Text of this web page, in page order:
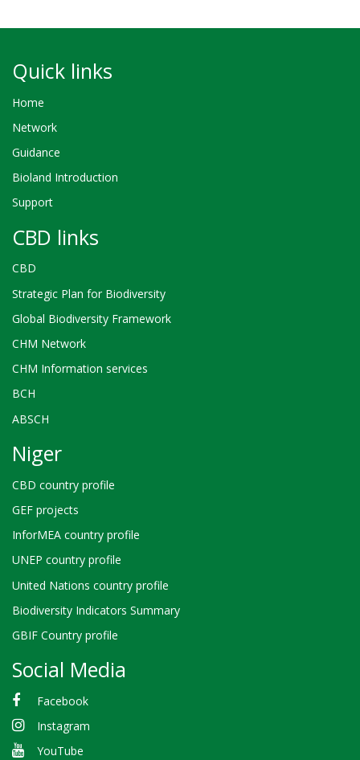
Quick links
Home
Network
Guidance
Bioland Introduction
Support
CBD links
CBD
Strategic Plan for Biodiversity
Global Biodiversity Framework
CHM Network
CHM Information services
BCH
ABSCH
Niger
CBD country profile
GEF projects
InforMEA country profile
UNEP country profile
United Nations country profile
Biodiversity Indicators Summary
GBIF Country profile
Social Media
Facebook
Instagram
YouTube